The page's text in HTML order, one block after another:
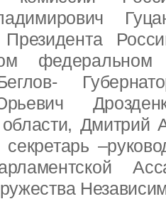
Президента
федеральном
Дмитрий